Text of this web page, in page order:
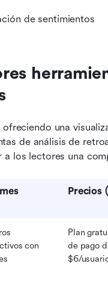
de sentimientos
una
de análisis de
los lectores una
Precios
con
Plan
de pago
$6/